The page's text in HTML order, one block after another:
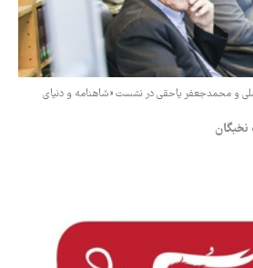
و محمدجعفر یاحقی در نشست «شاهنامه و دنیای